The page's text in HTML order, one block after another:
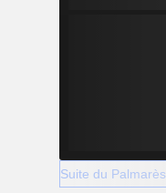
Suite du Palmarès